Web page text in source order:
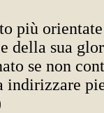
più
della sua
se non